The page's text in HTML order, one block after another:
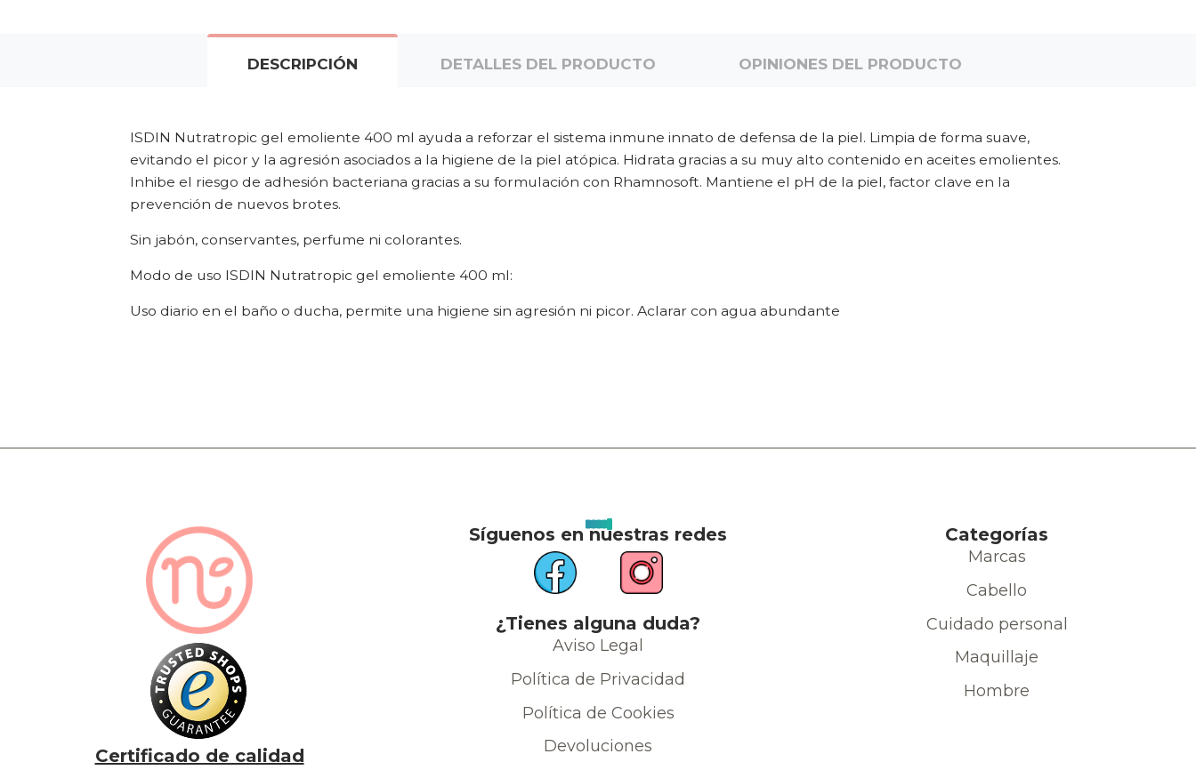
DESCRIPCIÓN DETALLES DEL PRODUCTO OPINIONES DEL PRODUCTO
ISDIN Nutratropic gel emoliente 400 ml ayuda a reforzar el sistema inmune innato de defensa de la piel. Limpia de forma suave,
evitando el picor y la agresión asociados a la higiene de la piel atópica. Hidrata gracias a su muy alto contenido en aceites emolientes.
Inhibe el riesgo de adhesión bacteriana gracias a su formulación con Rhamnosoft. Mantiene el pH de la piel, factor clave en la
prevención de nuevos brotes.
Sin jabón, conservantes, perfume ni colorantes.
Modo de uso ISDIN Nutratropic gel emoliente 400 ml:
Uso diario en el baño o ducha, permite una higiene sin agresión ni picor. Aclarar con agua abundante
Certificado de calidad
Síguenos en nuestras redes
¿Tienes alguna duda?
Aviso Legal
Política de Privacidad
Política de Cookies
Devoluciones
Categorías
Marcas
Cabello
Cuidado personal
Maquillaje
Hombre